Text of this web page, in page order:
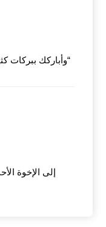
“وأباركك ببركات
إلى الإخوة